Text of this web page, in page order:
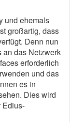
und ehemals
großartig, dass
Denn nun
an das Netzwerk
erforderlich
und das
es in
Dies wird
Edius-